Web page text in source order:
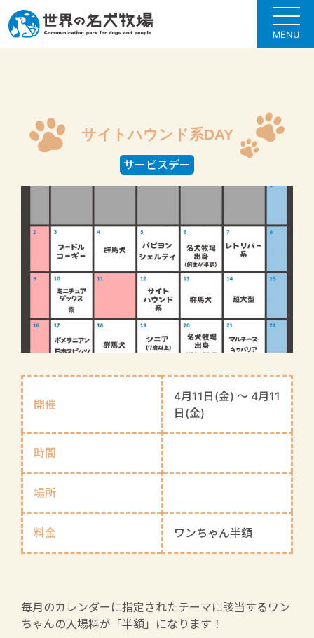
MENU
サイトハウンド系DAY
サービスデー
開催
4月11日(金) 〜 4月11
日(金)
時間
場所
料金 ワンちゃん半額
毎月のカレンダーに指定されたテーマに該当するワン
ちゃんの入場料が「半額」になります！